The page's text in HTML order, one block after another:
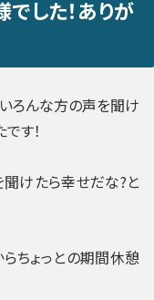
した！ありが
ろんな方の声を聞け
す！
けたら幸せだな?と
ちょっとの期間休憩